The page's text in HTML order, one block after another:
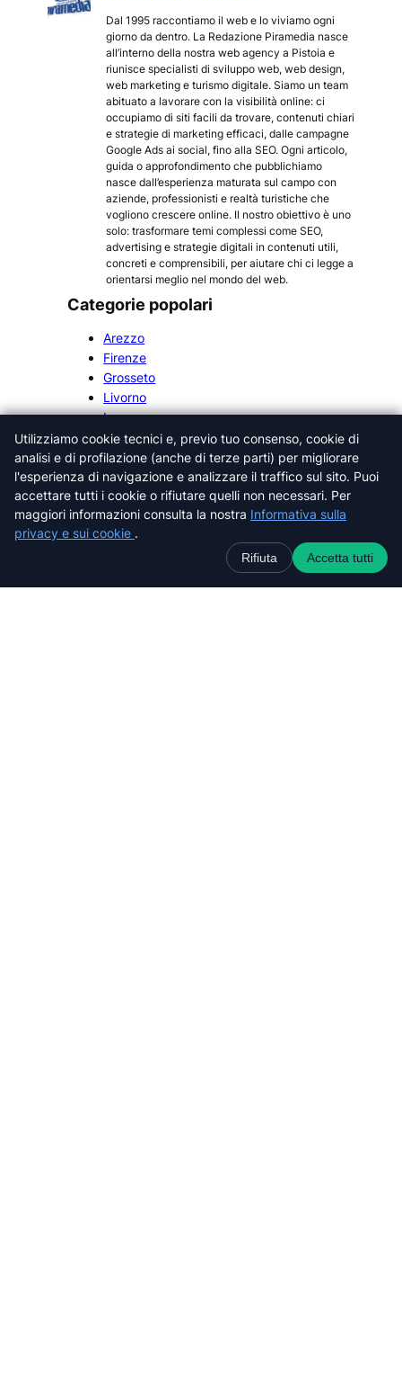
Dal 1995 raccontiamo il web e lo viviamo ogni
giorno da dentro. La Redazione Piramedia nasce
all’interno della nostra web agency a Pistoia e
riunisce specialisti di sviluppo web, web design,
web marketing e turismo digitale. Siamo un team
abituato a lavorare con la visibilità online: ci
occupiamo di siti facili da trovare, contenuti chiari
e strategie di marketing efficaci, dalle campagne
Google Ads ai social, fino alla SEO. Ogni articolo,
guida o approfondimento che pubblichiamo
nasce dall’esperienza maturata sul campo con
aziende, professionisti e realtà turistiche che
vogliono crescere online. Il nostro obiettivo è uno
solo: trasformare temi complessi come SEO,
advertising e strategie digitali in contenuti utili,
concreti e comprensibili, per aiutare chi ci legge a
orientarsi meglio nel mondo del web.
Categorie popolari
Arezzo
Firenze
Grosseto
Livorno
Lucca
Massa-Carrara
Pisa
Pistoia
Prato
Siena
Utilizziamo cookie tecnici e, previo tuo consenso, cookie di
analisi e di profilazione (anche di terze parti) per migliorare
l'esperienza di navigazione e analizzare il traffico sul sito. Puoi
accettare tutti i cookie o rifiutare quelli non necessari. Per
maggiori informazioni consulta la nostra Informativa sulla
privacy e sui cookie .
Rifiuta Accetta tutti